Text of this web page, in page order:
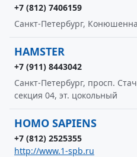
+7 (812) 7406159
Санкт-Петербург,
HAMSTER
+7 (911) 8443042
Санкт-Петербург, просп.
секция 04, эт. цокольный
HOMO SAPIENS
+7 (812) 2525355
http://www.1-spb.ru